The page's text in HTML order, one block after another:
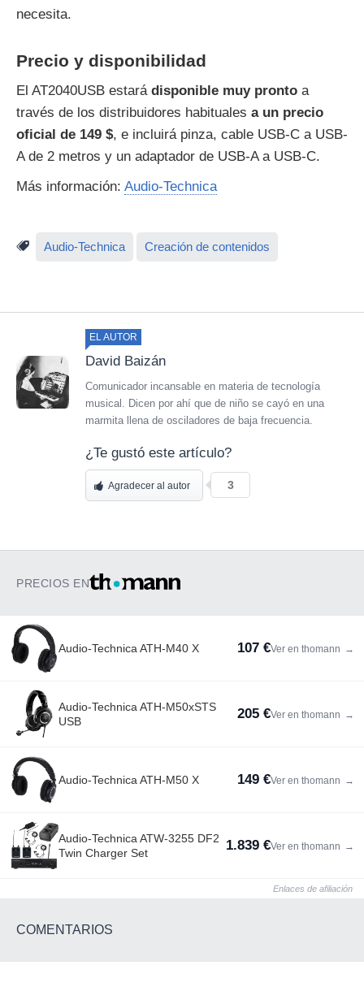
necesita.
Precio y disponibilidad
El AT2040USB estará disponible muy pronto a
través de los distribuidores habituales a un precio
oficial de 149 $, e incluirá pinza, cable USB-C a USB-
A de 2 metros y un adaptador de USB-A a USB-C.
Más información: Audio-Technica
Audio-Technica Creación de contenidos
EL AUTOR
David Baizán
Comunicador incansable en materia de tecnología
musical. Dicen por ahí que de niño se cayó en una
marmita llena de osciladores de baja frecuencia.
¿Te gustó este artículo?
Agradecer al autor 3
PRECIOS EN
Audio-Technica ATH-M40 X 107 €Ver en thomann →
Audio-Technica ATH-M50xSTS
USB
205 €Ver en thomann →
Audio-Technica ATH-M50 X 149 €Ver en thomann →
Audio-Technica ATW-3255 DF2
Twin Charger Set
1.839 €Ver en thomann →
Enlaces de afiliación
COMENTARIOS